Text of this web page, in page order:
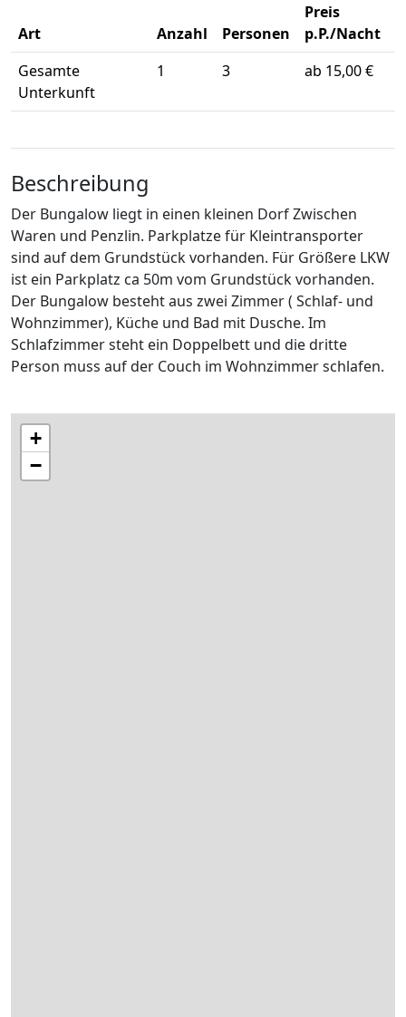
Art Anzahl Personen
Preis
p.P./Nacht
Gesamte
Unterkunft
1 3 ab 15,00 €
Beschreibung
Der Bungalow liegt in einen kleinen Dorf Zwischen
Waren und Penzlin. Parkplatze für Kleintransporter
sind auf dem Grundstück vorhanden. Für Größere LKW
ist ein Parkplatz ca 50m vom Grundstück vorhanden.
Der Bungalow besteht aus zwei Zimmer ( Schlaf- und
Wohnzimmer), Küche und Bad mit Dusche. Im
Schlafzimmer steht ein Doppelbett und die dritte
Person muss auf der Couch im Wohnzimmer schlafen.
+
−